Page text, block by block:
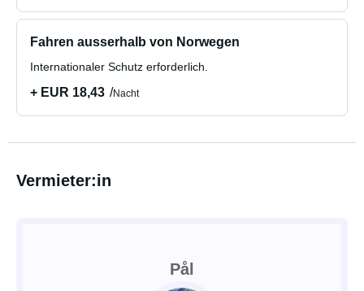
Fahren ausserhalb von Norwegen
Internationaler Schutz erforderlich.
+ EUR 18,43 Nacht
Vermieter:in
Pål